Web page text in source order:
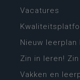
Vacatures
Nieuw
Zin in leren!
Vakken en